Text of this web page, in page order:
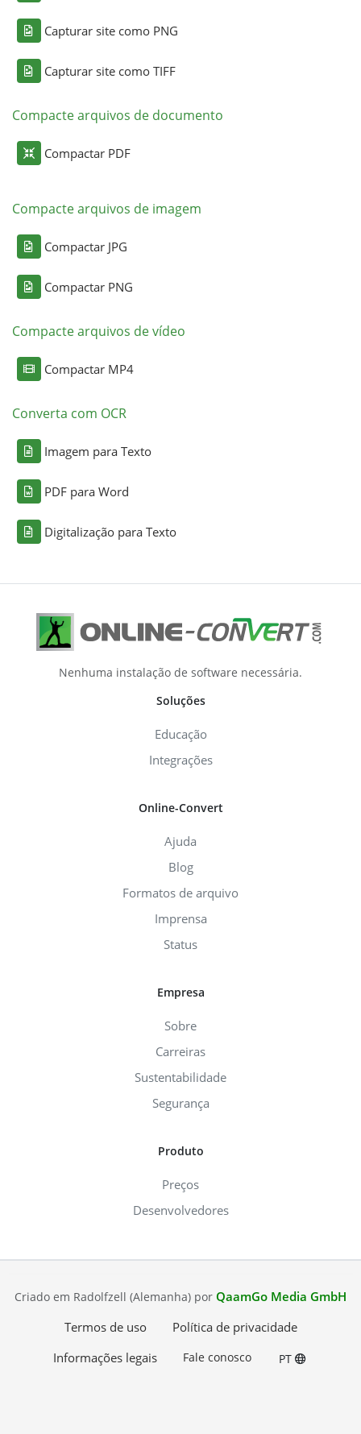
Capturar site como PNG
Capturar site como TIFF
Compacte arquivos de documento
Compactar PDF
Compacte arquivos de imagem
Compactar JPG
Compactar PNG
Compacte arquivos de vídeo
Compactar MP4
Converta com OCR
Imagem para Texto
PDF para Word
Digitalização para Texto
Nenhuma instalação de software necessária.
Soluções
Educação
Integrações
Online-Convert
Ajuda
Blog
Formatos de arquivo
Imprensa
Status
Empresa
Sobre
Carreiras
Sustentabilidade
Segurança
Produto
Preços
Desenvolvedores
Criado em Radolfzell (Alemanha) por QaamGo Media GmbH
Termos de uso
Política de privacidade
Informações legais
Fale conosco PT